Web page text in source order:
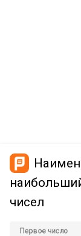
чисел
Первое число